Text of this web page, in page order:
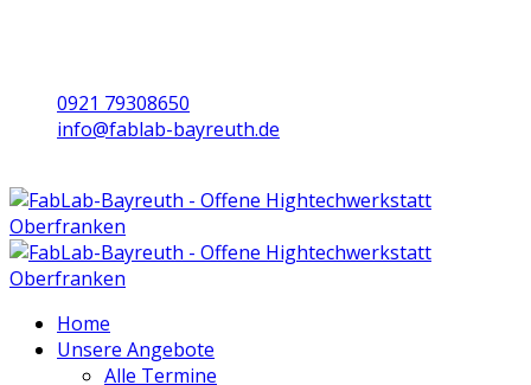
0921 79308650
info@fablab-bayreuth.de
Home
Unsere Angebote
Alle Termine